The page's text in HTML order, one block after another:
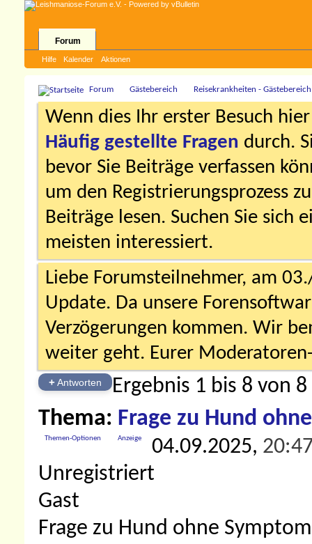
Forum
Hilfe Kalender Aktionen
Forum Gästebereich Reisekrankheiten - Gästebereich
Wenn dies Ihr erster Besuch
Häufig gestellte Fragen durch.
bevor Sie Beiträge verfassen
um den Registrierungsprozess
Beiträge lesen. Suchen Sie sich
meisten interessiert.
Liebe Forumsteilnehmer, am
Update. Da unsere
Verzögerungen kommen. Wir
weiter geht. Eurer
+Antworten Ergebnis 1 bis 8 von 8
Thema: Frage zu Hund
Themen-Optionen Anzeige 04.09.2025,
Unregistriert
Gast
Frage zu Hund ohne